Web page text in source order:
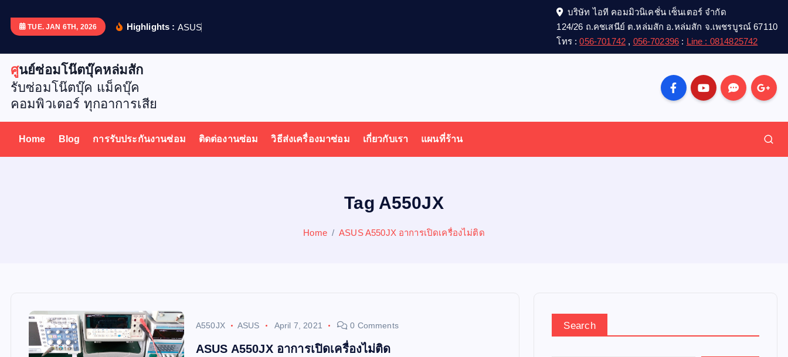
p
TUE. JAN 6TH, 2026 Highlights : ASUS
บริษัท ไอที คอมมิวนิเคชั่น เซ็นเตอร์ จำกัด
124/26 ถ.คชเสนีย์ ต.หล่มสัก อ.หล่มสัก จ.เพชรบูรณ์ 67110
โทร :056-701742 , 056-702396 : Line : 0814825742
ศูนย์ซ่อมโน๊ตบุ๊คหล่มสัก
รับซ่อมโน๊ตบุ๊ค แม็คบุ๊ค
คอมพิวเตอร์ ทุกอาการเสีย
Home Blog การรับประกันงานซ่อม ติดต่องานซ่อม วิธีส่งเครื่องมาซ่อม เกี่ยวกับเรา แผนที่ร้าน
Tag A550JX
Home ASUS A550JX อาการเปิดเครื่องไม่ติด
A550JX ASUS April 7, 2021 0 Comments
ASUS A550JX อาการเปิดเครื่องไม่ติด
Search